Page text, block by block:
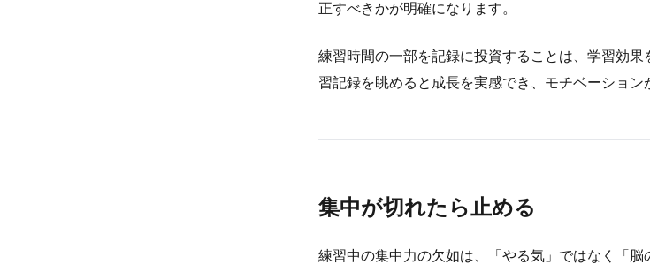
正すべきかが明確になります。
練習時間の一部を記録に投資することは、学習効
習記録を眺めると成長を実感でき、モチベーション
集中が切れたら止める
練習中の集中力の欠如は、「やる気」ではなく「脳